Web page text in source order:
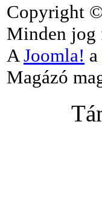
Copyright
Minden jog
A Joomla! a
Magázó